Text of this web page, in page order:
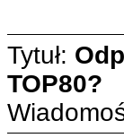
Tytuł:
TOP80?